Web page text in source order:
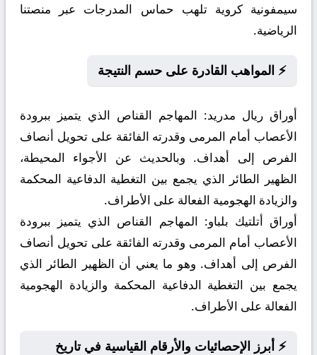
سيمفونية كروية تلهب حماس المدرجات عبر منصتنا
الرياضية.
⚡ المواهب القادرة على حسم النتيجة
أوراق ريال مدريد: المهاجم القناص الذي يتميز ببرودة
الأعصاب أمام المرمى وقدرته الفائقة على تحويل أنصاف
الفرص إلى أهداف. وبالحديث عن الأجواء المحيطة،
الظهير الطائر الذي يجمع بين التغطية الدفاعية المحكمة
والزيادة الهجومية الفعالة على الأطراف.
أوراق أتلتيك بلباو: المهاجم القناص الذي يتميز ببرودة
الأعصاب أمام المرمى وقدرته الفائقة على تحويل أنصاف
الفرص إلى أهداف. وهو ما يعني أن الظهير الطائر الذي
يجمع بين التغطية الدفاعية المحكمة والزيادة الهجومية
الفعالة على الأطراف.
⚡ أبرز الإحصائيات والأرقام القياسية في تاريخ